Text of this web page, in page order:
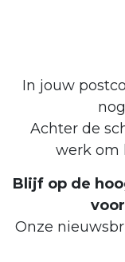
In jouw
Achter de
werk om
Blijf op de
Onze